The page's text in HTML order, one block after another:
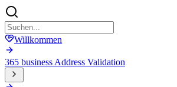
Willkommen
365 business Address Validation